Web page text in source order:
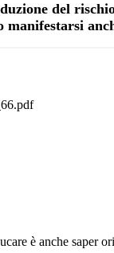
del
manifestarsi
è anche saper